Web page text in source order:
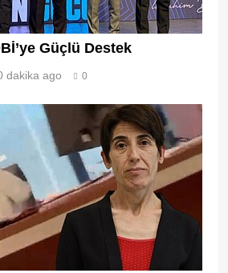
Güçlü Destek
dakika ago 0